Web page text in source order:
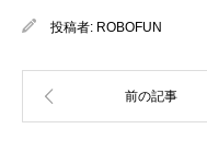
投稿者: ROBOFUN